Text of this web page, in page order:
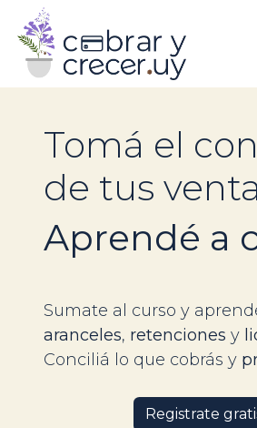
Tomá el
de tus
​​​​​​​Aprendé a
Sumate al curso y
aranceles, retenciones y
Conciliá lo que cobrás y
Registrate